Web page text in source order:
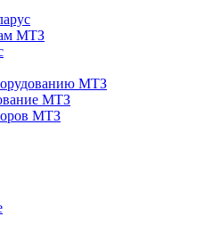
МТЗ
МТЗ
МТЗ
МТЗ